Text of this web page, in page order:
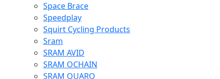
Space Brace
Speedplay
Squirt Cycling Products
Sram
SRAM AVID
SRAM OCHAIN
SRAM QUARQ